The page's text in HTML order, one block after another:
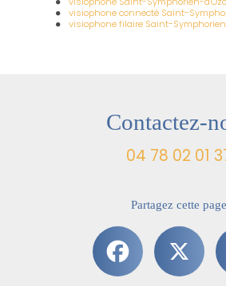
visiophone connecté Saint-
visiophone filaire Saint-
Contactez-
04 78 02 01
Partagez cette page
Facebook